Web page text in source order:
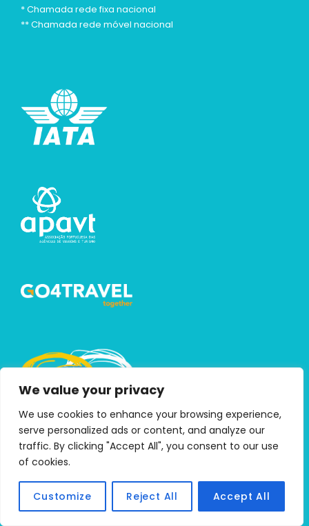
We value your privacy
We use cookies to enhance your browsing experience,
serve personalized ads or content, and analyze our
traffic. By clicking "Accept All", you consent to our use
of cookies.
Customize Reject All Accept All
* Chamada rede fixa nacional
** Chamada rede móvel nacional
RNAVT 1747